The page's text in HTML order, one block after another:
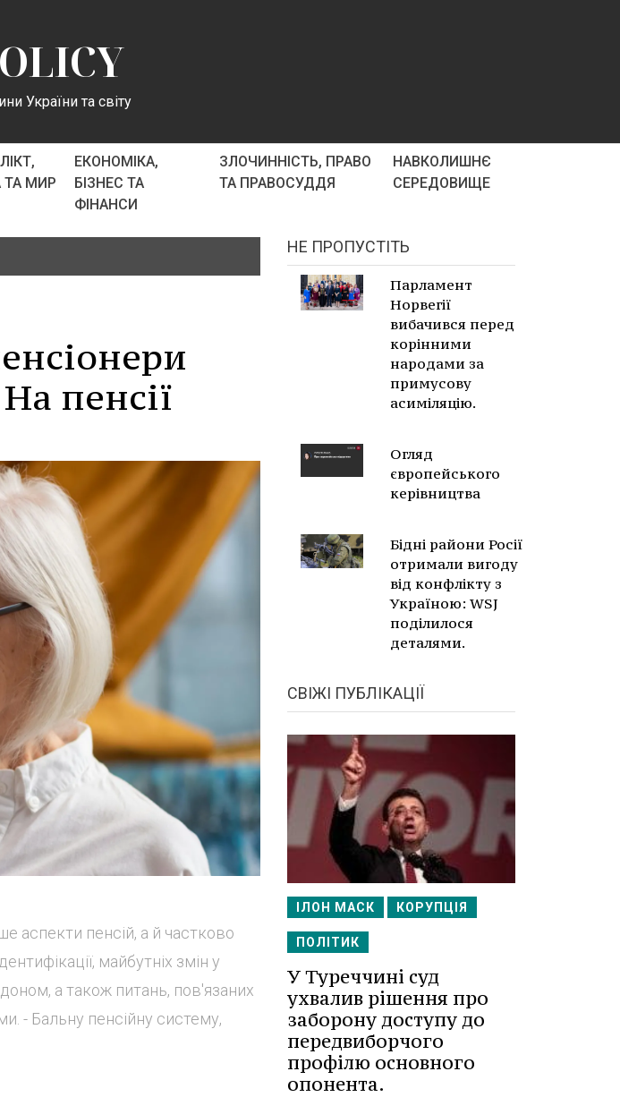
України та світу
ТА МИР
ЕКОНОМІКА,
БІЗНЕС ТА
ФІНАНСИ
ЗЛОЧИННІСТЬ, ПРАВО
ТА ПРАВОСУДДЯ
НАВКОЛИШНЄ
СЕРЕДОВИЩЕ
пенсії
аспекти пенсій, а й частково
майбутніх змін у
а також питань, пов'язаних
- Бальну пенсійну систему,
НЕ ПРОПУСТІТЬ
Парламент
Норвегії
вибачився перед
корінними
народами за
примусову
асиміляцію.
Огляд
європейського
керівництва
Бідні райони Росії
отримали вигоду
від конфлікту з
Україною: WSJ
поділилося
деталями.
СВІЖІ ПУБЛІКАЦІЇ
ІЛОН МАСК КОРУПЦІЯ
ПОЛІТИК
У Туреччині суд
ухвалив рішення про
заборону доступу до
передвиборчого
профілю основного
опонента.